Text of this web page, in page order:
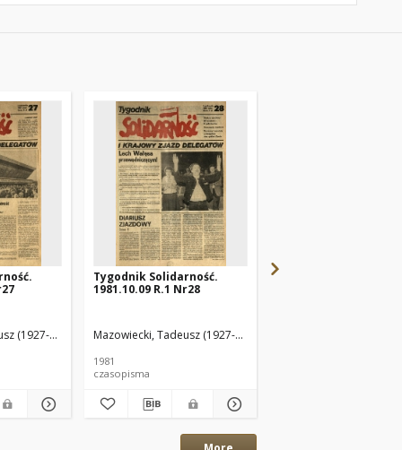
(1927-2013) Red.
Tygodnik Solidarność.
1981.10.09 R.1 Nr28
Mazowiecki, Tadeusz (1927-2013) Red.
1981
czasopisma